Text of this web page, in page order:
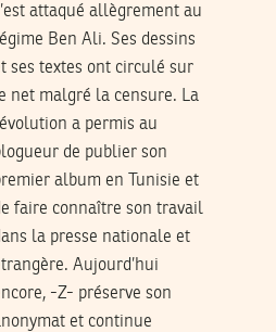
attaqué allègrement au
Ben Ali. Ses dessins
ses textes ont circulé sur
net malgré la censure. La
a permis au
de publier son
album en Tunisie et
faire connaître son travail
la presse nationale et
Aujourd’hui
-Z- préserve son
et continue